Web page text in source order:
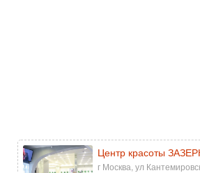
Центр красоты
г Москва, ул